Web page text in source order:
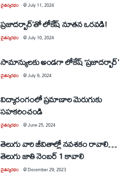
చైతన్యరధం @July 11, 2024
ప్రజాదర్బార్‌’తో లోకేష్‌ నూతన ఒరవడి!
చైతన్యరధం @July 10, 2024
సామాన్యులకు అండగా లోకేష్‌ ‘ప్రజాదర్బార్‌’
చైతన్యరధం @July 9, 2024
విద్యారంగంలో ప్రమాణాల మెరుగుకు
సహకరించండి
చైతన్యరధం @June 25, 2024
తెలుగు వారి జీవితాల్లో నవశకం రావాలి…
తెలుగు జాతి నెంబర్‌ 1 కావాలి
చైతన్యరధం @December 29, 2023